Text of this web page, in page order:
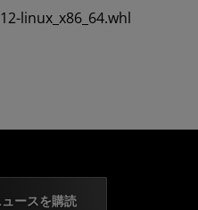
linux_x86_64.whl
ースを購読